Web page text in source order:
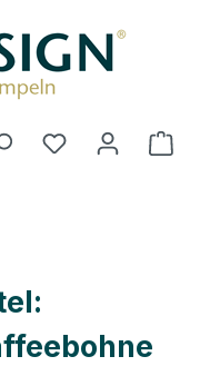
Du hast 0